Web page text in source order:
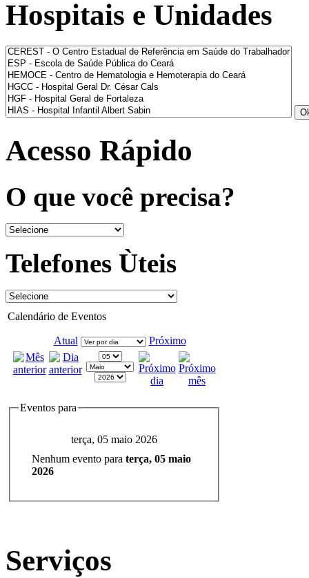
Hospitais e Unidades
Acesso Rápido
O que você precisa?
Telefones Ùteis
Calendário de Eventos
Atual Próximo
Eventos para
terça, 05 maio 2026
Nenhum evento para terça, 05 maio
2026
Serviços